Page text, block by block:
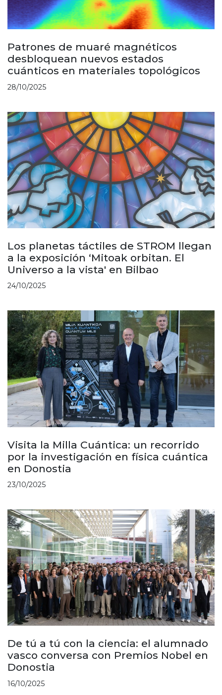
Patrones de muaré magnéticos
desbloquean nuevos estados
cuánticos en materiales topológicos
28/10/2025
Los planetas táctiles de STROM llegan
a la exposición ‘Mitoak orbitan. El
Universo a la vista' en Bilbao
24/10/2025
Visita la Milla Cuántica: un recorrido
por la investigación en física cuántica
en Donostia
23/10/2025
De tú a tú con la ciencia: el alumnado
vasco conversa con Premios Nobel en
Donostia
16/10/2025